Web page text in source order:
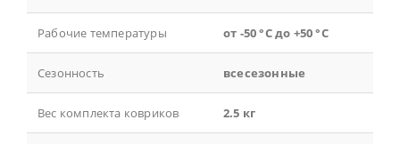
Рабочие температуры от -50 °С до +50 °С
Сезонность всесезонные
Вес комплекта ковриков 2.5 кг